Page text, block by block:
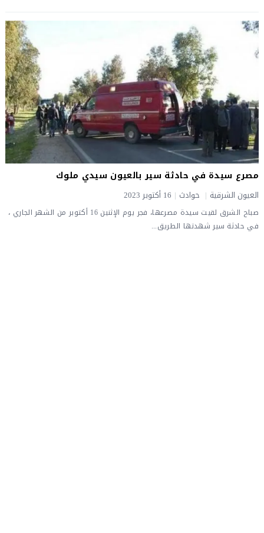
مصرع سيدة في حادثة سير بالعيون سيدي ملوك
العيون الشرقية حوادث 16 أكتوبر 2023
صباح الشرق لقيت سيدة مصرعها، فجر يوم الإثنين 16 أكتوبر من الشهر الجاري ،
في حادثة سير شهدتها الطريق...